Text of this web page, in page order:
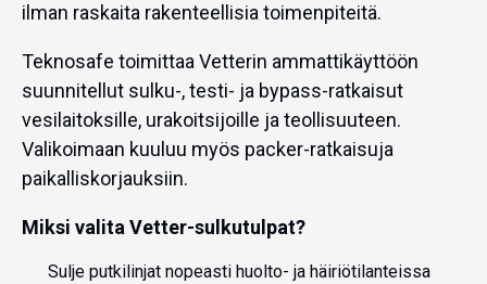
ilman raskaita rakenteellisia toimenpiteitä.
Teknosafe toimittaa Vetterin ammattikäyttöön
suunnitellut sulku-, testi- ja bypass-ratkaisut
vesilaitoksille, urakoitsijoille ja teollisuuteen.
Valikoimaan kuuluu myös packer-ratkaisuja
paikalliskorjauksiin.
Miksi valita Vetter-sulkutulpat?
Sulje putkilinjat nopeasti huolto- ja häiriötilanteissa